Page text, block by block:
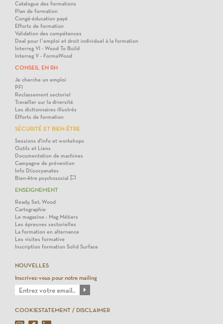
Catalogue des formations
Plan de formation
Congé-éducation payé
Efforts de formation
Validation des compétences
Deal pour l’emploi et droit individuel à la formation
Interreg VI - Wood To Build
Interreg V - FormaWood
CONSEIL EN RH
Je cherche un emploi
PFI
Reclassement sectoriel
Travailler sur la diversité
Les dictionnaires illustrés
Efforts de formation
SÉCURITÉ ET BIEN-ÊTRE
Sessions d'info et workshops
Outils et Liens
Documentation de machines
Campagne de prévention
Info Diisocyanates
Bien-être psychosocial
ENSEIGNEMENT
Ready, Set, Wood
Cartographie
Le magazine : Mag Métiers
Les épreuves sectorielles
La formation en alternance
Les visites formative
Inscription formation Solid Surface
NOUVELLES
Inscrivez-vous pour notre mailing
COOKIESTATEMENT / DISCLAIMER